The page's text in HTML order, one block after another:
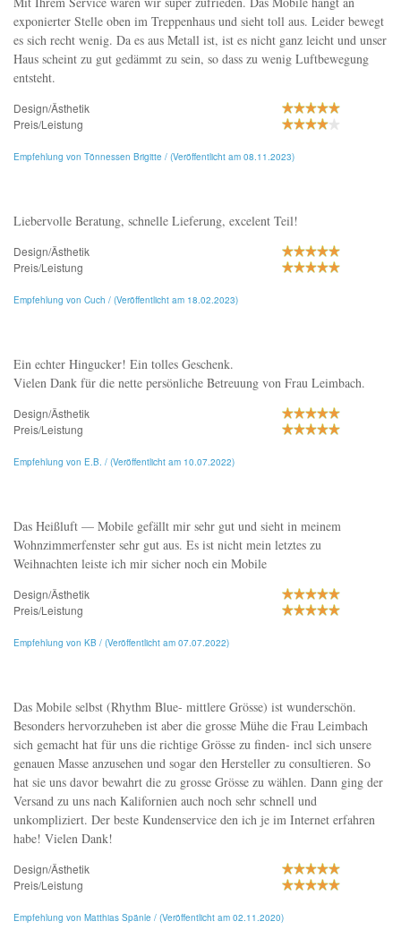
exponierter Stelle oben im Treppenhaus und sieht toll aus. Leider bewegt
es sich recht wenig. Da es aus Metall ist, ist es nicht ganz leicht und unser
Haus scheint zu gut gedämmt zu sein, so dass zu wenig Luftbewegung
entsteht.
Design/Ästhetik
Preis/Leistung
Empfehlung von Tönnessen Brigitte / (Veröffentlicht am 08.11.2023)
Liebervolle Beratung, schnelle Lieferung, excelent Teil!
Design/Ästhetik
Preis/Leistung
Empfehlung von Cuch / (Veröffentlicht am 18.02.2023)
Ein echter Hingucker! Ein tolles Geschenk.
Vielen Dank für die nette persönliche Betreuung von Frau Leimbach.
Design/Ästhetik
Preis/Leistung
Empfehlung von E.B. / (Veröffentlicht am 10.07.2022)
Das Heißluft — Mobile gefällt mir sehr gut und sieht in meinem
Wohnzimmerfenster sehr gut aus. Es ist nicht mein letztes zu
Weihnachten leiste ich mir sicher noch ein Mobile
Design/Ästhetik
Preis/Leistung
Empfehlung von KB / (Veröffentlicht am 07.07.2022)
Das Mobile selbst (Rhythm Blue- mittlere Grösse) ist wunderschön.
Besonders hervorzuheben ist aber die grosse Mühe die Frau Leimbach
sich gemacht hat für uns die richtige Grösse zu finden- incl sich unsere
genauen Masse anzusehen und sogar den Hersteller zu consultieren. So
hat sie uns davor bewahrt die zu grosse Grösse zu wählen. Dann ging der
Versand zu uns nach Kalifornien auch noch sehr schnell und
unkompliziert. Der beste Kundenservice den ich je im Internet erfahren
habe! Vielen Dank!
Design/Ästhetik
Preis/Leistung
Empfehlung von Matthias Spänle / (Veröffentlicht am 02.11.2020)